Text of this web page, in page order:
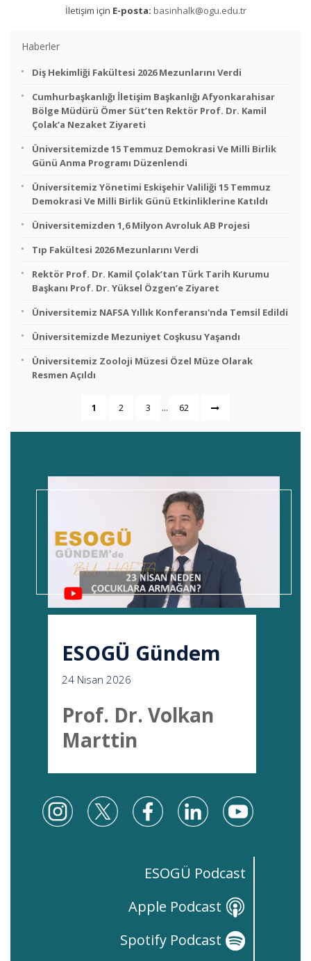
İletişim için E-posta: basinhalk@ogu.edu.tr
Haberler
Diş Hekimliği Fakültesi 2026 Mezunlarını Verdi
Cumhurbaşkanlığı İletişim Başkanlığı Afyonkarahisar
Bölge Müdürü Ömer Süt’ten Rektör Prof. Dr. Kamil
Çolak’a Nezaket Ziyareti
Üniversitemizde 15 Temmuz Demokrasi Ve Milli Birlik
Günü Anma Programı Düzenlendi
Üniversitemiz Yönetimi Eskişehir Valiliği 15 Temmuz
Demokrasi Ve Milli Birlik Günü Etkinliklerine Katıldı
Üniversitemizden 1,6 Milyon Avroluk AB Projesi
Tıp Fakültesi 2026 Mezunlarını Verdi
Rektör Prof. Dr. Kamil Çolak’tan Türk Tarih Kurumu
Başkanı Prof. Dr. Yüksel Özgen’e Ziyaret
Üniversitemiz NAFSA Yıllık Konferansı'nda Temsil Edildi
Üniversitemizde Mezuniyet Coşkusu Yaşandı
Üniversitemiz Zooloji Müzesi Özel Müze Olarak
Resmen Açıldı
1 2 3 ... 62
ESOGÜ Gündem
24 Nisan 2026
Prof. Dr. Volkan
Marttin
ESOGÜ Podcast
Apple Podcast
Spotify Podcast